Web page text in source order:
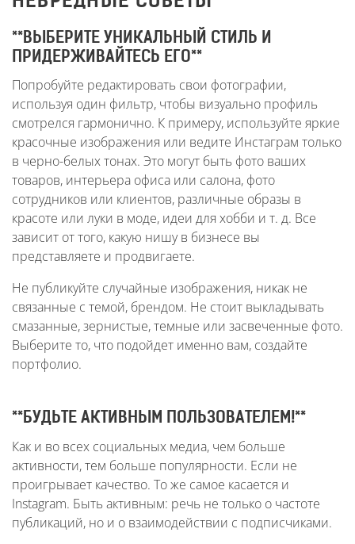
**ВЫБЕРИТЕ УНИКАЛЬНЫЙ СТИЛЬ И
ПРИДЕРЖИВАЙТЕСЬ ЕГО**
Попробуйте редактировать свои фотографии,
используя один фильтр, чтобы визуально профиль
смотрелся гармонично. К примеру, используйте яркие
красочные изображения или ведите Инстаграм только
в черно-белых тонах. Это могут быть фото ваших
товаров, интерьера офиса или салона, фото
сотрудников или клиентов, различные образы в
красоте или луки в моде, идеи для хобби и т. д. Все
зависит от того, какую нишу в бизнесе вы
представляете и продвигаете.
Не публикуйте случайные изображения, никак не
связанные с темой, брендом. Не стоит выкладывать
смазанные, зернистые, темные или засвеченные фото.
Выберите то, что подойдет именно вам, создайте
портфолио.
**БУДЬТЕ АКТИВНЫМ ПОЛЬЗОВАТЕЛЕМ!**
Как и во всех социальных медиа, чем больше
активности, тем больше популярности. Если не
проигрывает качество. То же самое касается и
Instagram. Быть активным: речь не только о частоте
публикаций, но и о взаимодействии с подписчиками.